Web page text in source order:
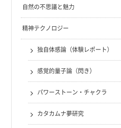
自然の不思議と魅力
精神テクノロジー
独自体感論（体験レポート）
感覚的量子論（閃き）
パワーストーン・チャクラ
カタカムナ夢研究